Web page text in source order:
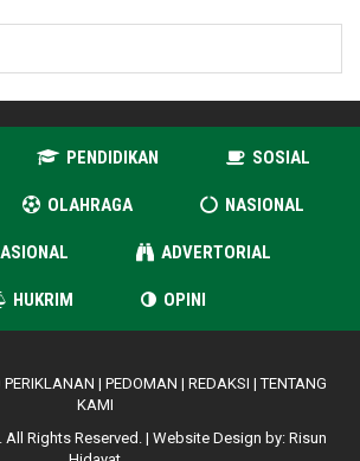
PENDIDIKAN SOSIAL
OLAHRAGA NASIONAL
ADVERTORIAL
HUKRIM OPINI
PERIKLANAN | PEDOMAN | REDAKSI |TENTANG
KAMI
Rights Reserved. | Website Design by: Risun